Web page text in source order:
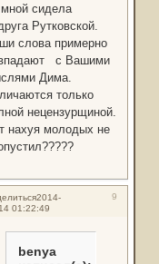
сидела
Рутковской.
слова примерно
с Вашими
Дима.
только
нецензурщиной.
нахуя молодых не
9
2014-
01:22:49
benya